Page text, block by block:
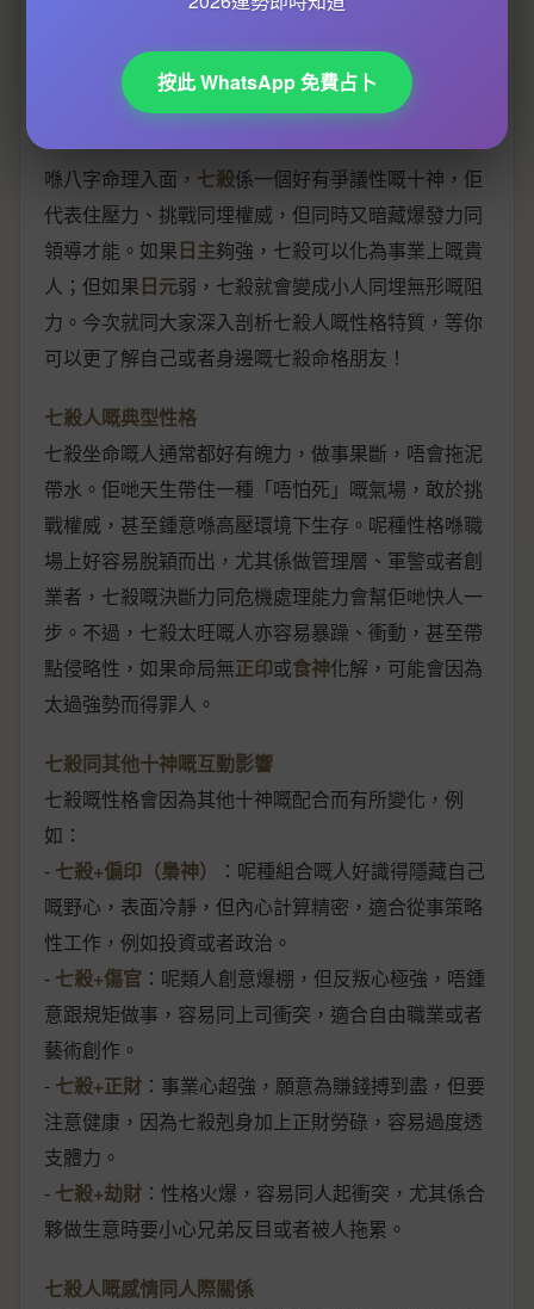
七殺性格特質揭秘
七殺性格特質揭秘
喺八字命理入面， 七殺係一個好有爭議性嘅十神，佢
代表住壓力、挑戰同埋權威，但同時又暗藏爆發力同
領導才能。如果日主夠強，七殺可以化為事業上嘅貴
人；但如果日元弱，七殺就會變成小人同埋無形嘅阻
力。今次就同大家深入剖析七殺人嘅性格特質，等你
可以更了解自己或者身邊嘅七殺命格朋友！
七殺人嘅典型性格
七殺坐命嘅人通常都好有魄力，做事果斷，唔會拖泥
帶水。佢哋天生帶住一種「唔怕死」嘅氣場，敢於挑
戰權威，甚至鍾意喺高壓環境下生存。呢種性格喺職
場上好容易脫穎而出，尤其係做管理層、軍警或者創
業者，七殺嘅決斷力同危機處理能力會幫佢哋快人一
步。不過，七殺太旺嘅人亦容易暴躁、衝動，甚至帶
點侵略性，如果命局無正印或食神化解，可能會因為
太過強勢而得罪人。
七殺同其他十神嘅互動影響
七殺嘅性格會因為其他十神嘅配合而有所變化，例
如：
- 七殺+偏印（梟神）
：呢種組合嘅人好識得隱藏自己
嘅野心，表面冷靜，但內心計算精密，適合從事策略
性工作，例如投資或者政治。
- 七殺+傷官 ：呢類人創意爆棚，但反叛心極強，唔鍾
意跟規矩做事，容易同上司衝突，適合自由職業或者
藝術創作。
- 七殺+正財 ：事業心超強，願意為賺錢搏到盡，但要
注意健康，因為七殺剋身加上正財勞碌，容易過度透
支體力。
- 七殺+劫財 ：性格火爆，容易同人起衝突，尤其係合
夥做生意時要小心兄弟反目或者被人拖累。
七殺人嘅感情同人際關係
按此 WhatsApp 免費占卜